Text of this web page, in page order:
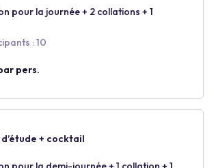
pour la journée + 2 collations + 1
: 10
pers.
+ cocktail